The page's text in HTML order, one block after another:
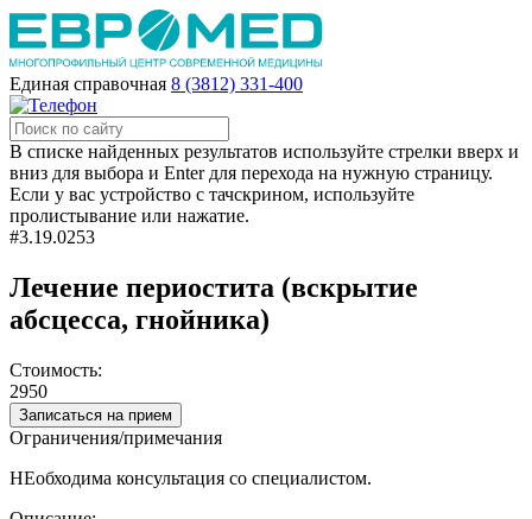
Единая справочная 8 (3812) 331-400
В списке найденных результатов используйте стрелки вверх и
вниз для выбора и Enter для перехода на нужную страницу.
Если у вас устройство с тачскрином, используйте
пролистывание или нажатие.
#3.19.0253
Лечение периостита (вскрытие
абсцесса, гнойника)
Стоимость:
2950
Записаться на прием
Ограничения/примечания
НЕобходима консультация со специалистом.